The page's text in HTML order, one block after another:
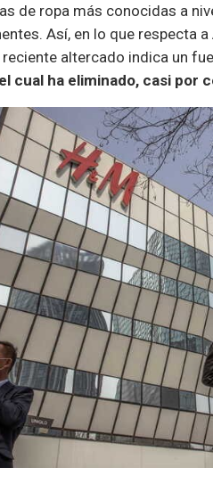
de ropa más conocidas a
Así, en lo que respecta
reciente altercado indica un
cual ha eliminado, casi por